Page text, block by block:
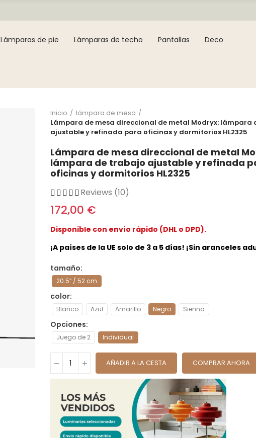
Lámparas de pie Lámparas de techo Pantallas Deco
Inicio
lámpara de mesa
Lámpara de mesa direccional de metal Modryx: lámpara
ajustable y refinada para oficinas y dormitorios HL2325
Lámpara de mesa direccional de metal
lámpara de trabajo ajustable y refinada
oficinas y dormitorios HL2325
Reviews (10)
172,00 €
Disponible con envío rápido (DHL o DPD).
¡A países de la UE solo de 3 a 5 días! ¡Sin aranceles
tamaño
20.5″ / 52 cm
color
Blanco Azul Amarillo Negro Sienna
Opciones
Juego de 2 Individual
AÑADIR A LA CESTA COMPRAR AHORA